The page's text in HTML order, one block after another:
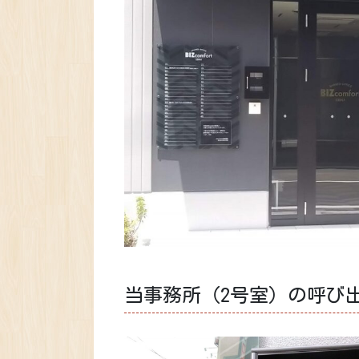
当事務所（2号室）の呼び